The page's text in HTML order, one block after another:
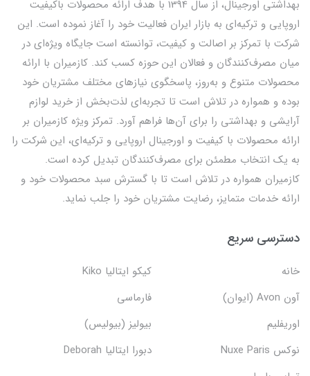
بهداشتی اورجینال، از سال 1394 با هدف ارائه محصولات باکیفیت
اروپایی و ترکیه‌ای به بازار ایران فعالیت خود را آغاز نموده است. این
شرکت با تمرکز بر اصالت و کیفیت، توانسته است جایگاه ویژه‌ای در
میان مصرف‌کنندگان و فعالان این حوزه کسب کند. کازمیران با ارائه
محصولات متنوع و به‌روز، پاسخگوی نیازهای مختلف مشتریان خود
بوده و همواره در تلاش است تا تجربه‌ای لذت‌بخش از خرید لوازم
آرایشی و بهداشتی را برای آن‌ها فراهم آورد. تمرکز ویژه کازمیران بر
ارائه محصولات با کیفیت و اورجینال اروپایی و ترکیه‌ای، این شرکت را
به یک انتخاب مطمئن برای مصرف‌کنندگان تبدیل کرده است.
کازمیران همواره در تلاش است تا با گسترش سبد محصولات خود و
ارائه خدمات متمایز، رضایت مشتریان خود را جلب نماید.
دسترسی سریع
خانه
کیکو ایتالیا Kiko
آون Avon (ایوان)
فارماسی
اوریفلیم
بیولیز (بیولیس)
نوکس Nuxe Paris
دبورا ایتالیا Deborah